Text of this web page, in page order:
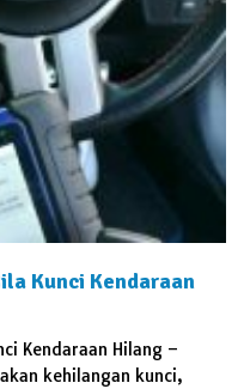
Kunci Kendaraan
Kendaraan Hilang –
kehilangan kunci,